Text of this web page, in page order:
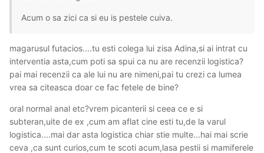
Acum o sa zici ca si eu is pestele cuiva.
magarusul futacios....tu esti colega lui zisa Adina,si ai intrat cu
interventia asta,cum poti sa spui ca nu are recenzii logistica?
pai mai recenzii ca ale lui nu are nimeni,pai tu crezi ca lumea
vrea sa citeasca doar ce fac fetele de bine?
oral normal anal etc?vrem picanterii si ceea ce e si
subteran,uite de ex ,cum am aflat cine esti tu,de la varul
logistica....mai dar asta logistica chiar stie multe...hai mai scrie
ceva ,ca sunt curios,cum te scoti acum,lasa pestii si mamiferele